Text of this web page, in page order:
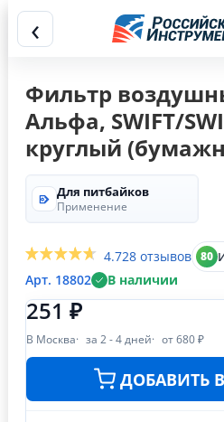
‹
Фильтр
Альфа, SWIFT/
круглый
Для питбайков
Применение
4.728 отзывов 80
Арт. 18802 В наличии
251 ₽
В Москва за 2 - 4 дней от 680 ₽
ДОБАВИТЬ